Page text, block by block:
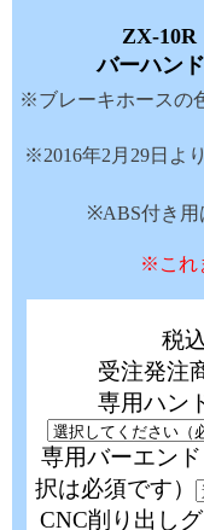
ZX-10R
バーハン
※ブレーキホースの
※2016年2月29日よ
※ABS付き用
※これ
税
受注発注
専用ハン
専用バーエン
択は必須です）
CNC削り出し